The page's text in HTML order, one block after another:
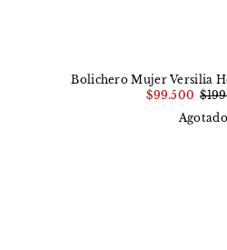
Bolichero Mujer Versilia
$99.500
Agotado